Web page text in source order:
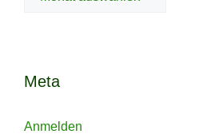
Meta
Anmelden